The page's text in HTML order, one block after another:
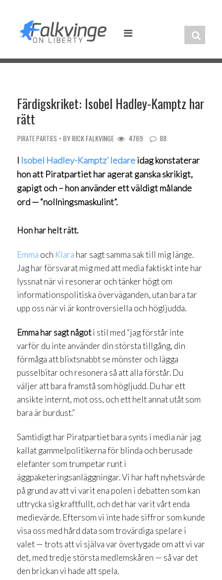
content
Färdigskriket: Isobel Hadley-Kamptz har
rätt
PIRATE PARTIES • BYRICK FALKVINGE 4769 88
I Isobel Hadley-Kamptz’ ledareidag konstaterar
hon att Piratpartiet har agerat ganska skrikigt,
gapigt och – hon använder ett väldigt målande
ord — “nollningsmaskulint”.
Hon har helt rätt.
Emma och Klara har sagt samma sak till mig länge.
Jag har försvarat mig med att media faktiskt inte har
lyssnat när vi resonerar och tänker högt om
informationspolitiska överväganden, utan bara tar
upp oss när vi är kontroversiella och högljudda.
Emma har sagt någoti stil med “jag förstår inte
varför du inte använder din största tillgång, din
förmåga att blixtsnabbt se mönster och lägga
pusselbitar och resonera så att alla förstår. Du
väljer att bara framstå som högljudd. Du har ett
ansikte internt, mot oss, och ett helt annat utåt som
bara är burdust.”
Samtidigt har Piratpartiet bara synts i media när jag
kallat gammelpolitikerna för blinda och berusade
elefanter som trumpetar runt i
äggpaketeringsanläggningar. Vi har haft nyhetsvärde
på grund av att vi varit ena polen i debatten som kan
uttrycka sig kraftfullt, och det har varit vårt enda
medievärde. Eftersom vi inte hade siffror som kunde
visa oss med hård data som trovärdiga spelare i
valet — trots att vi själva var övertygade om att vi var
det, med tredje största medlemskåren — så var det
den brickan vi hade att spela.